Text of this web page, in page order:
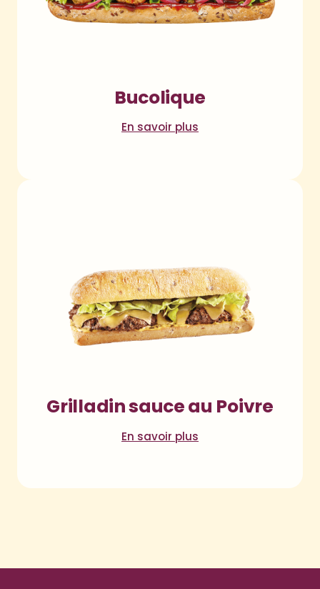
Bucolique
En savoir plus
Grilladin sauce au Poivre
En savoir plus